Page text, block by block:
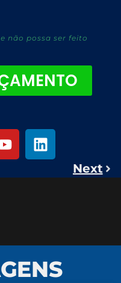
não possa ser feito
Next